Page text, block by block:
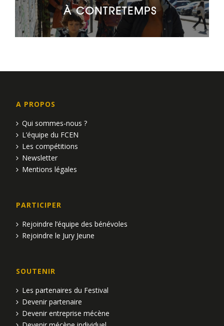
À CONTRETEMPS
A PROPOS
Qui sommes-nous ?
L’équipe du FCEN
Les compétitions
Newsletter
Mentions légales
PARTICIPER
Rejoindre l’équipe des bénévoles
Rejoindre le Jury Jeune
SOUTENIR
Les partenaires du Festival
Devenir partenaire
Devenir entreprise mécène